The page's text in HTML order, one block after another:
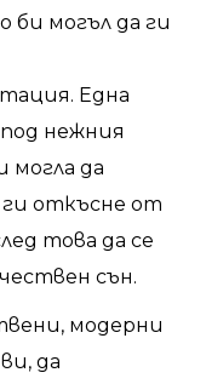
би могъл да ги
Една
нежния
могла да
откъсне от
това да се
сън.
модерни
да